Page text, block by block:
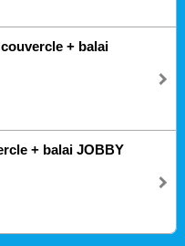
+ balai
+ balai JOBBY